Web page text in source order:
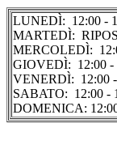
LUNEDÌ: 12:00 -
MARTEDÌ:
MERCOLEDÌ:
GIOVEDÌ: 12:00 -
VENERDÌ: 12:00
SABATO: 12:00 -
DOMENICA: